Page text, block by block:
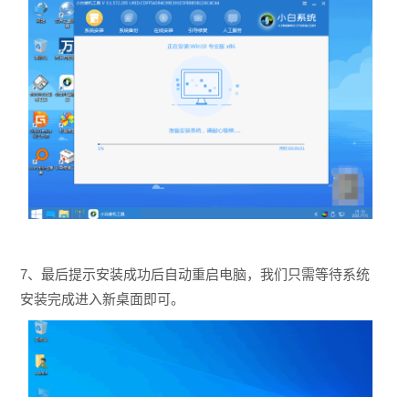
7、最后提示安装成功后自动重启电脑，我们只需等待系统
安装完成进入新桌面即可。